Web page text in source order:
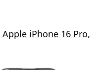
iPhone 16 Pro,